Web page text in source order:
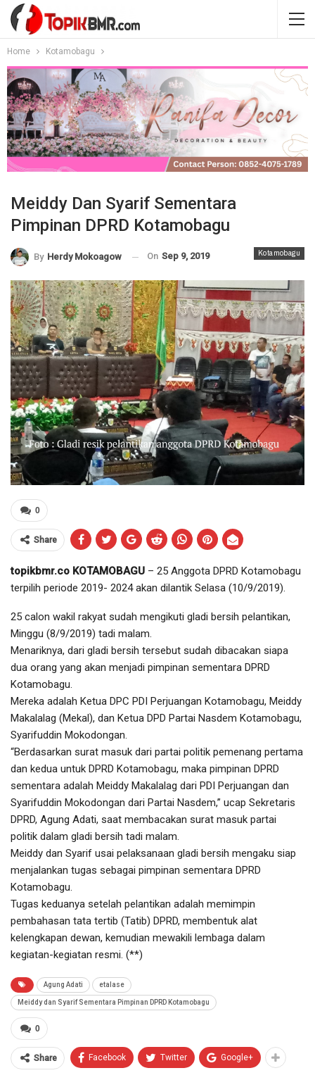
Home Kotamobagu
Meiddy Dan Syarif Sementara
Pimpinan DPRD Kotamobagu
Kotamobagu
By Herdy Mokoagow On Sep 9, 2019
0
Share
topikbmr.co KOTAMOBAGU – 25 Anggota DPRD Kotamobagu
terpilih periode 2019- 2024 akan dilantik Selasa (10/9/2019).
25 calon wakil rakyat sudah mengikuti gladi bersih pelantikan,
Minggu (8/9/2019) tadi malam.
Menariknya, dari gladi bersih tersebut sudah dibacakan siapa
dua orang yang akan menjadi pimpinan sementara DPRD
Kotamobagu.
Mereka adalah Ketua DPC PDI Perjuangan Kotamobagu, Meiddy
Makalalag (Mekal), dan Ketua DPD Partai Nasdem Kotamobagu,
Syarifuddin Mokodongan.
“Berdasarkan surat masuk dari partai politik pemenang pertama
dan kedua untuk DPRD Kotamobagu, maka pimpinan DPRD
sementara adalah Meiddy Makalalag dari PDI Perjuangan dan
Syarifuddin Mokodongan dari Partai Nasdem,” ucap Sekretaris
DPRD, Agung Adati, saat membacakan surat masuk partai
politik dalam gladi bersih tadi malam.
Meiddy dan Syarif usai pelaksanaan gladi bersih mengaku siap
menjalankan tugas sebagai pimpinan sementara DPRD
Kotamobagu.
Tugas keduanya setelah pelantikan adalah memimpin
pembahasan tata tertib (Tatib) DPRD, membentuk alat
kelengkapan dewan, kemudian mewakili lembaga dalam
kegiatan-kegiatan resmi. (**)
Agung Adati etalase
Meiddy dan Syarif Sementara Pimpinan DPRD Kotamobagu
0
Share Facebook Twitter Google+